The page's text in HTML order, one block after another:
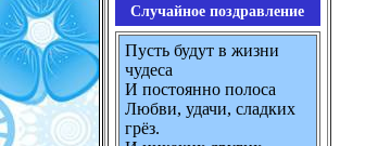
Случайное поздравление
Пусть будут в жизни
чудеса
И постоянно полоса
Любви, удачи, сладких
грёз.